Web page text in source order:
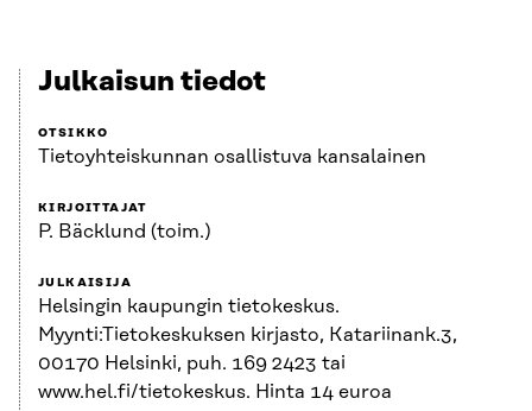
Julkaisun tiedot
OTSIKKO
Tietoyhteiskunnan osallistuva kansalainen
KIRJOITTAJAT
P. Bäcklund (toim.)
JULKAISIJA
Helsingin kaupungin tietokeskus.
Myynti:Tietokeskuksen kirjasto, Katariinank.3,
00170 Helsinki, puh. 169 2423 tai
www.hel.fi/tietokeskus. Hinta 14 euroa